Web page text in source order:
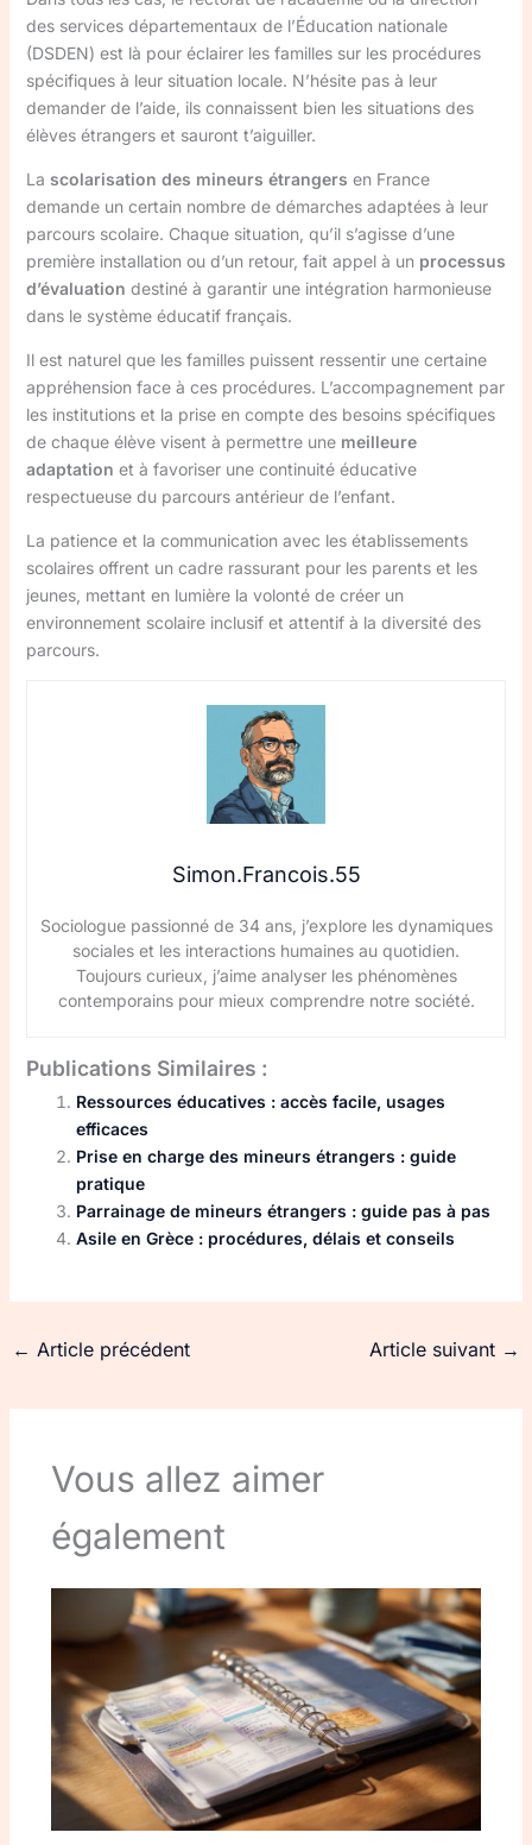
des services départementaux de l’Éducation nationale
(DSDEN) est là pour éclairer les familles sur les procédures
spécifiques à leur situation locale. N’hésite pas à leur
demander de l’aide, ils connaissent bien les situations des
élèves étrangers et sauront t’aiguiller.
La scolarisation des mineurs étrangers en France
demande un certain nombre de démarches adaptées à leur
parcours scolaire. Chaque situation, qu’il s’agisse d’une
première installation ou d’un retour, fait appel à un processus
d’évaluation destiné à garantir une intégration harmonieuse
dans le système éducatif français.
Il est naturel que les familles puissent ressentir une certaine
appréhension face à ces procédures. L’accompagnement par
les institutions et la prise en compte des besoins spécifiques
de chaque élève visent à permettre une meilleure
adaptation et à favoriser une continuité éducative
respectueuse du parcours antérieur de l’enfant.
La patience et la communication avec les établissements
scolaires offrent un cadre rassurant pour les parents et les
jeunes, mettant en lumière la volonté de créer un
environnement scolaire inclusif et attentif à la diversité des
parcours.
Simon.Francois.55
Sociologue passionné de 34 ans, j’explore les dynamiques
sociales et les interactions humaines au quotidien.
Toujours curieux, j’aime analyser les phénomènes
contemporains pour mieux comprendre notre société.
Publications Similaires :
Ressources éducatives : accès facile, usages
efficaces
Prise en charge des mineurs étrangers : guide
pratique
Parrainage de mineurs étrangers : guide pas à pas
Asile en Grèce : procédures, délais et conseils
← Article précédent Article suivant →
Vous allez aimer
également